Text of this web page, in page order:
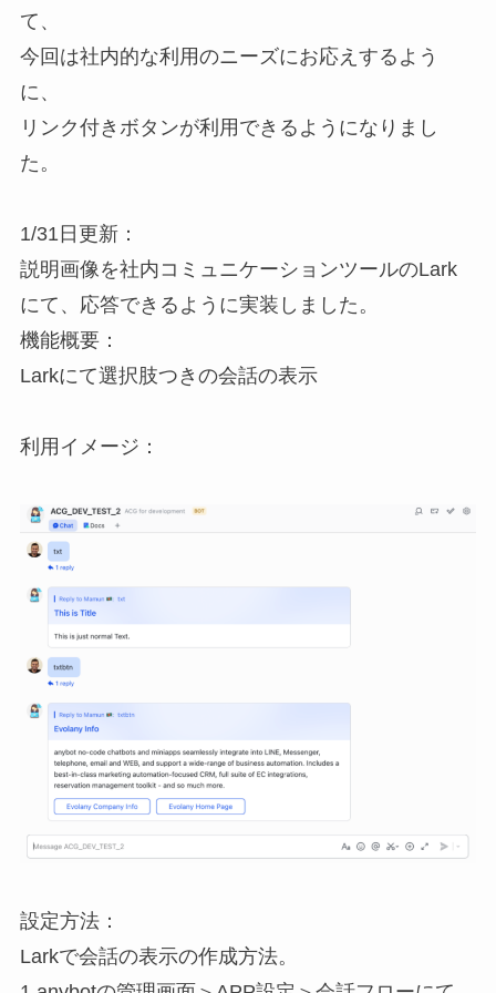
て、
今回は社内的な利用のニーズにお応えするよう
に、
リンク付きボタンが利用できるようになりまし
た。
1/31日更新：
説明画像を社内コミュニケーションツールのLark
にて、応答できるように実装しました。
機能概要：
Larkにて選択肢つきの会話の表示
利用イメージ：
設定方法：
Larkで会話の表示の作成方法。